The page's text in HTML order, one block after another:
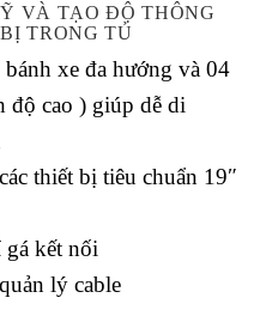
VÀ TẠO ĐỘ THÔNG
TRONG TỦ
xe đa hướng và 04
độ cao ) giúp dễ di
thiết bị tiêu chuẩn 19″
kết nối
lý cable